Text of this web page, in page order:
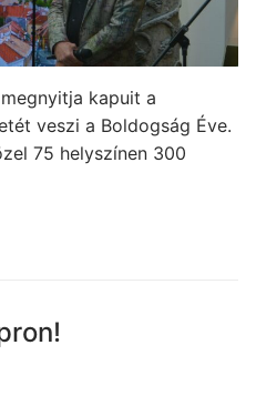
kapuit a
veszi a Boldogság Éve.
75 helyszínen 300